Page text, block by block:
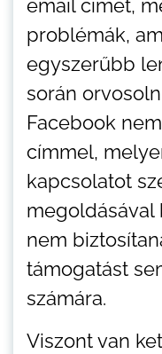
email címét,
problémák,
egyszerűbb
során
Facebook
címmel,
kapcsolatot
megoldásával
nem
támogatást
számára.
Viszont van